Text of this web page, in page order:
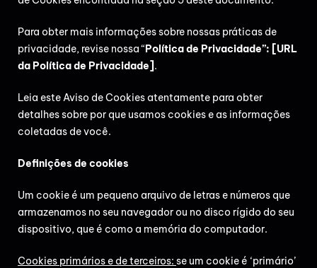
Para obter mais informações sobre nossas práticas de
privacidade, revise nossa “Política de Privacidade”: [URL
da Política de Privacidade] .
Leia este Aviso de Cookies atentamente para obter
detalhes sobre por que usamos cookies e as informações
coletadas de você.
Definições de cookies
Um cookie é um pequeno arquivo de letras e números que
armazenamos no seu navegador ou no disco rígido do seu
dispositivo, que é como a memória do computador.
Cookies primários e de terceiros: se um cookie é ‘primário’